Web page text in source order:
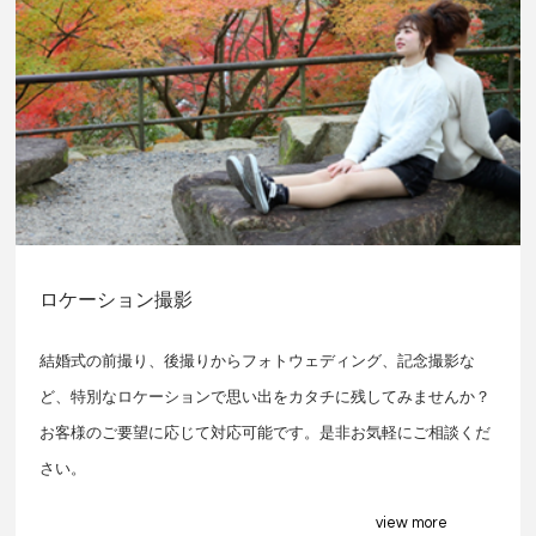
ロケーション撮影
結婚式の前撮り、後撮りからフォトウェディング、記念撮影な
ど、特別なロケーションで思い出をカタチに残してみませんか？
お客様のご要望に応じて対応可能です。是非お気軽にご相談くだ
さい。
view more